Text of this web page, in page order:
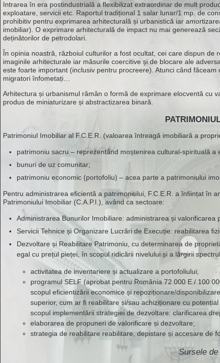
Intrarea în era postindustrială a flexibilizat extraordinar de mult
exploatare, servicii etc. Raportul tradițional 1 salar lunar/1 mp. de
prohibitiv pentru exprimarea arhitecturală și urbanistică iar
imobiliar). O exprimare arhitecturală de impact nu mai generează
deținătorilor de petrodolari.
În opinia noastră, războiul culturilor a fost ocultat, cei care dispun
imaginile arhitecturale iar măsurile coercitive și de blocare ale
este foarte important (inclusiv pentru procreere). Atunci când
migratori înfometați…
Arhitectura și urbanismul râmân o formă de exprimare elocventă cu
produs de miniaturizare și abstractizarea binară.
Patrimoniul Imobiliar al F.C.E.R. (valoarea întreagă imobiliară a
patrimoniu sacru – reprezentând moștenirea cultural-spirituală
bunuri de uz comunitar;
patrimoniu economic (portofoliu) – acea parte a patrimoniului
Pentru administrarea eficientă a patrimoniului, F.C.E.R. a înființat în
Patrimoniului Imobiliar (C.A.P.I.), având ca sectoare:
Administrarea Bunurilor Imobiliare: administrarea și valorificarea
Servicii Tehnice și Organizare Lucrări de Execuție: reabilitarea
Dezvoltare și Reabilitare Patrimoniu, cu determinarea de
egal cu prețul pieței, în scopul ridicării nivelului și a lărgirii
activitatea de inventariere și actualizare a portofoliului;
programul SELF (aprobat pentru România 72 000 E / 100
scopul eficientizării economice și repoziționare/
superior, cum ar fi reabilitare și/sau achiziționare cu
scopul implementării strategiei de dezvoltare: clarificarea
elaborarea de propuneri de valorificare și dezvoltare;
strategia de reabilitare reabilitare, depistare și accesare de
Sursele